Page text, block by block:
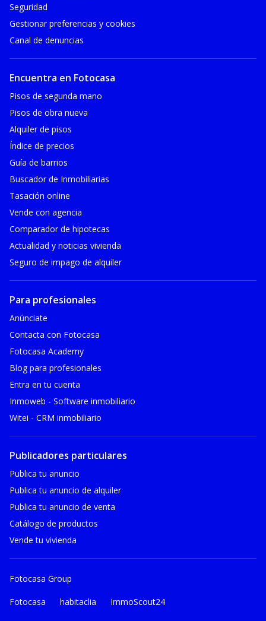
Seguridad
Gestionar preferencias y cookies
Canal de denuncias
Encuentra en Fotocasa
Pisos de segunda mano
Pisos de obra nueva
Alquiler de pisos
Índice de precios
Guía de barrios
Buscador de Inmobiliarias
Tasación online
Vende con agencia
Comparador de hipotecas
Actualidad y noticias vivienda
Seguro de impago de alquiler
Para profesionales
Anúnciate
Contacta con Fotocasa
Fotocasa Academy
Blog para profesionales
Entra en tu cuenta
Inmoweb - Software inmobiliario
Witei - CRM inmobiliario
Publicadores particulares
Publica tu anuncio
Publica tu anuncio de alquiler
Publica tu anuncio de venta
Catálogo de productos
Vende tu vivienda
Fotocasa Group
Fotocasa habitaclia ImmoScout24